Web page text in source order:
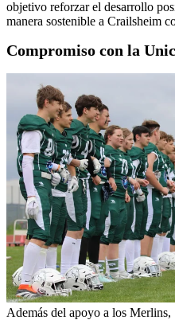
objetivo reforzar el desarrollo
manera sostenible a Crailsheim
Compromiso con la
Además del apoyo a los